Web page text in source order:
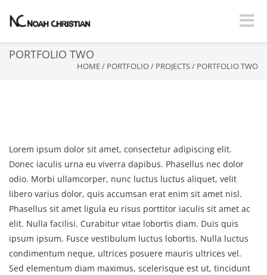
PORTFOLIO TWO
HOME/ PORTFOLIO/ PROJECTS/ PORTFOLIO TWO
Lorem ipsum dolor sit amet, consectetur adipiscing elit.
Donec iaculis urna eu viverra dapibus. Phasellus nec dolor
odio. Morbi ullamcorper, nunc luctus luctus aliquet, velit
libero varius dolor, quis accumsan erat enim sit amet nisl.
Phasellus sit amet ligula eu risus porttitor iaculis sit amet ac
elit. Nulla facilisi. Curabitur vitae lobortis diam. Duis quis
ipsum ipsum. Fusce vestibulum luctus lobortis. Nulla luctus
condimentum neque, ultrices posuere mauris ultrices vel.
Sed elementum diam maximus, scelerisque est ut, tincidunt